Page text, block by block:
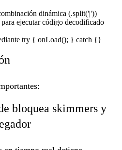
dinámica (.split('|'))
ejecutar código decodificado
try { onLoad(); } catch {}
bloquea skimmers y